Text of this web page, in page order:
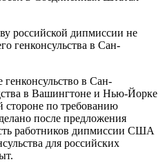
российской дипмиссии не
генконсульства в Сан-
генконсульство в Сан-
в Вашингтоне и Нью-Йорке
стороне по требованию
после предложения
работников дипмиссии США
для российских